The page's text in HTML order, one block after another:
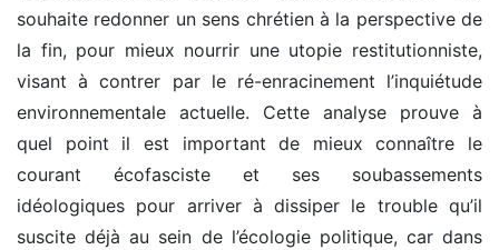
souhaite redonner un sens chrétien à la perspective de
la fin, pour mieux nourrir une utopie restitutionniste,
visant à contrer par le ré-enracinement l’inquiétude
environnementale actuelle. Cette analyse prouve à
quel point il est important de mieux connaître le
courant écofasciste et ses soubassements
idéologiques pour arriver à dissiper le trouble qu’il
suscite déjà au sein de l’écologie politique, car dans